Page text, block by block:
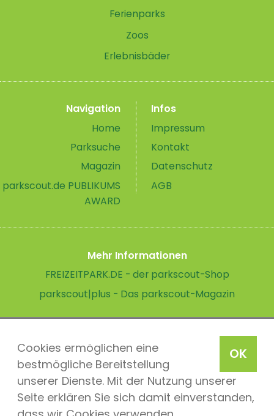
OK
Cookies ermöglichen eine
bestmögliche Bereitstellung
unserer Dienste. Mit der Nutzung unserer
Seite erklären Sie sich damit einverstanden,
Ferienparks
Zoos
Erlebnisbäder
Navigation
Home
Parksuche
Magazin
parkscout.de PUBLIKUMS
AWARD
Infos
Impressum
Kontakt
Datenschutz
AGB
Mehr Informationen
FREIZEITPARK.DE - der parkscout-Shop
parkscout|plus - Das parkscout-Magazin